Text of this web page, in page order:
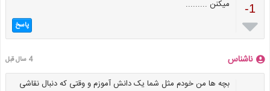
-1

میکنن .........
پاسخ
ناشناس 4 سال قبل
بچه ها من خودم مثل شما یک دانش آموزم و وقتی که دنبال نقاشی